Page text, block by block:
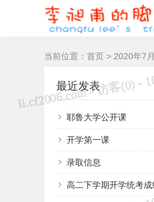
当前位置： 首页 > 2020年7月
最近发表
耶鲁大学公开课
开学第一课
录取信息
高二下学期开学统考成